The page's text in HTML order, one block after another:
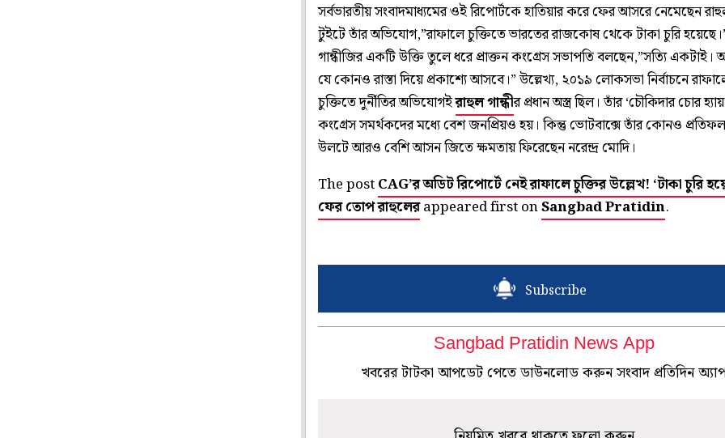
সর্বভারতীয় সংবাদমাধ্যমের ওই রিপোর্টকে হাতিয়ার করে ফের আসরে নেমেছেন
টুইটে তাঁর অভিযোগ,”রাফালে চুক্তিতে ভারতের রাজকোষ থেকে টাকা চুরি
গান্ধীজির একটি উক্তি তুলে ধরে প্রাক্তন কংগ্রেস সভাপতি বলছেন,”সত্যি একটাই।
যে কোনও রাস্তা দিয়ে প্রকাশ্যে আসবে।” উল্লেখ্য, ২০১৯ লোকসভা নির্বাচনে
চুক্তিতে দুর্নীতির অভিযোগইরাহুল গান্ধীর প্রধান অস্ত্র ছিল। তাঁর ‘চৌকিদার চোর
কংগ্রেস সমর্থকদের মধ্যে বেশ জনপ্রিয়ও হয়। কিন্তু ভোটবাক্সে তাঁর কোনও
উলটে আরও বেশি আসন জিতে ক্ষমতায় ফিরেছেন নরেন্দ্র মোদি।
The postCAG’র অডিট রিপোর্টে নেই রাফালে চুক্তির উল্লেখ! ‘টাকা চুরি
ফের তোপ রাহুলেরappeared first onSangbad Pratidin.
Subscribe
Sangbad Pratidin News App
খবরের টাটকা আপডেট পেতে ডাউনলোড করুন সংবাদ প্রতিদিন